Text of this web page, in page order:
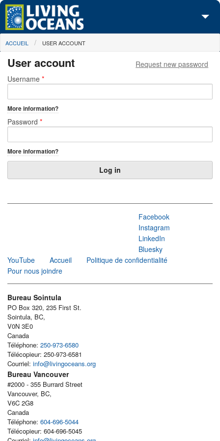
Skip to main content
À propos de nous
Nos campagnes
Les Cartes
You are here
ACCUEIL USER ACCOUNT
User account
Primary tabs
Request new password
Username *
More information?
Password *
More information?
Facebook
Instagram
LinkedIn
Bluesky
YouTube
Accueil
Politique de confidentialité
Pour nous joindre
Bureau Sointula
PO Box 320, 235 First St.
Sointula, BC,
V0N 3E0
Canada
Téléphone: 250-973-6580
Télécopieur: 250-973-6581
Courriel: info@livingoceans.org
Bureau Vancouver
#2000 - 355 Burrard Street
Vancouver, BC,
V6C 2G8
Canada
Téléphone: 604-696-5044
Télécopieur: 604-696-5045